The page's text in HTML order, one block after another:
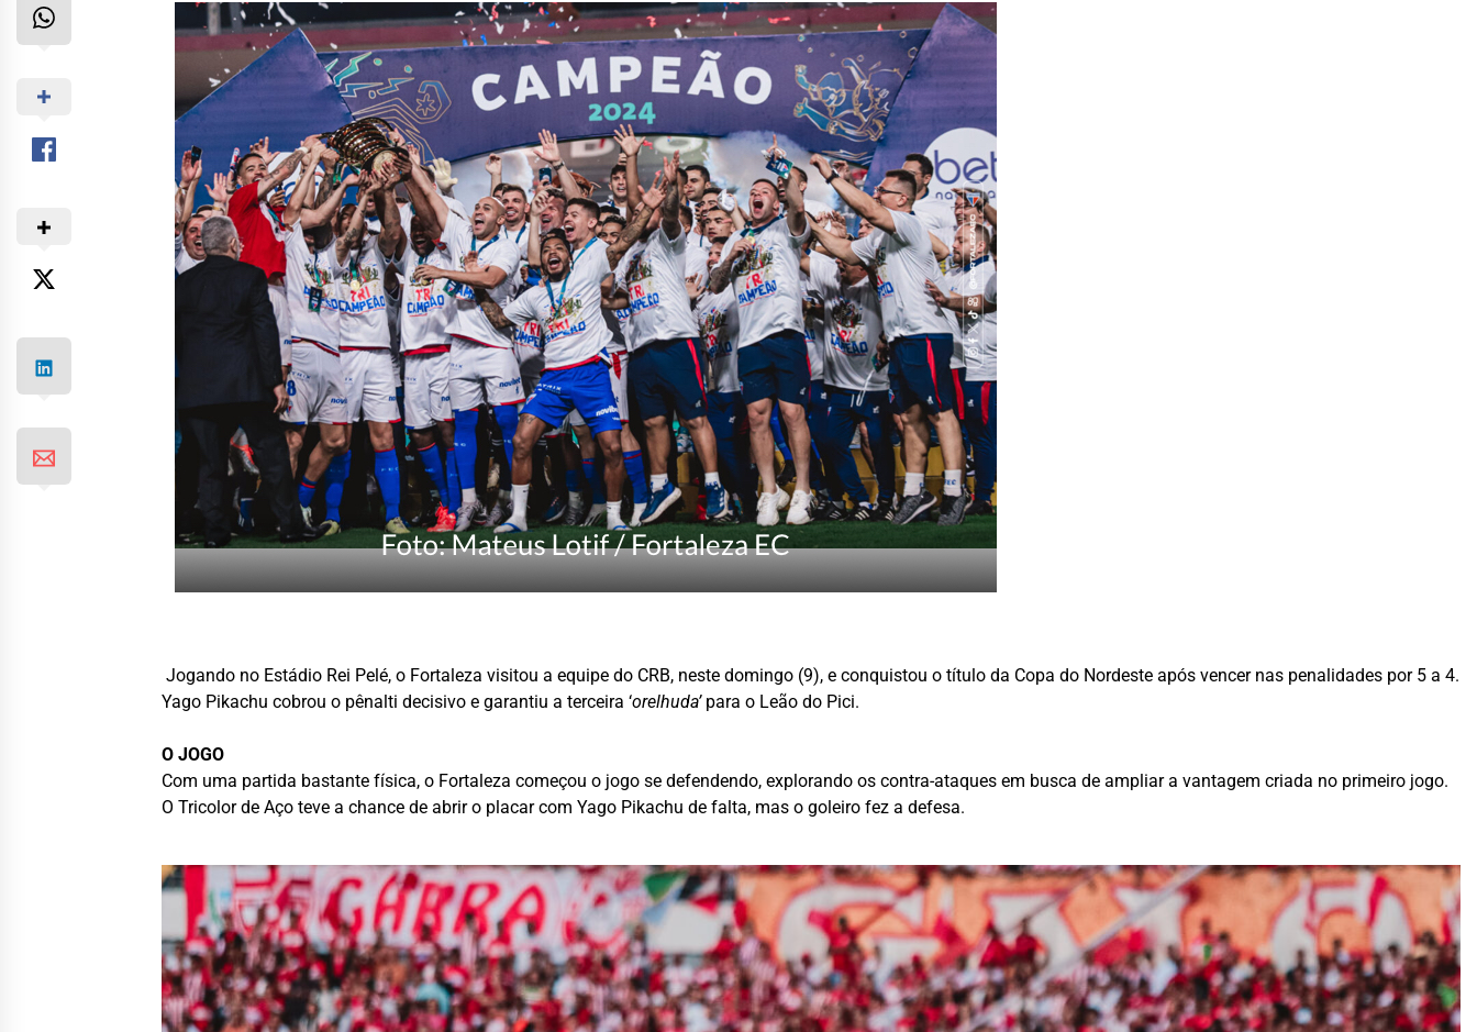
Jogando no Estádio Rei Pelé, o Fortaleza visitou a equipe do CRB, neste domingo (9), e conquistou o título da Copa do Nordeste após vencer nas penalidades por 5 a 4.
Yago Pikachu cobrou o pênalti decisivo e garantiu a terceira ‘orelhuda’ para o Leão do Pici.
O JOGO
Com uma partida bastante física, o Fortaleza começou o jogo se defendendo, explorando os contra-ataques em busca de ampliar a vantagem criada no primeiro jogo.
O Tricolor de Aço teve a chance de abrir o placar com Yago Pikachu de falta, mas o goleiro fez a defesa.